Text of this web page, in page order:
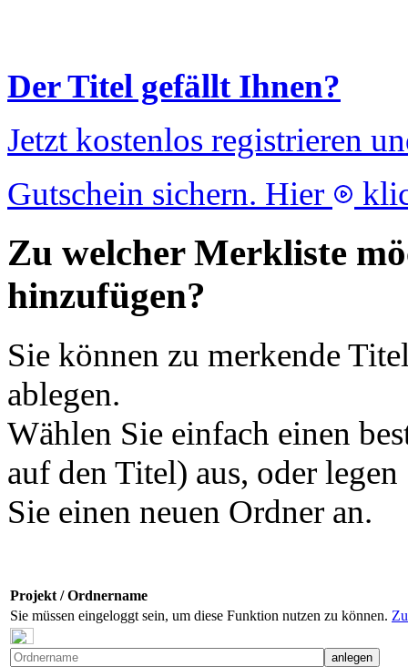
Der Titel gefällt Ihnen?
Jetzt kostenlos registrieren
Gutschein sichern. Hier
Zu welcher Merkliste
hinzufügen?
Sie können zu merkende
ablegen.
Wählen Sie einfach einen
auf den Titel) aus, oder legen
Sie einen neuen Ordner an.
Projekt / Ordnername
Sie müssen eingeloggt sein, um diese Funktion nutzen zu können.